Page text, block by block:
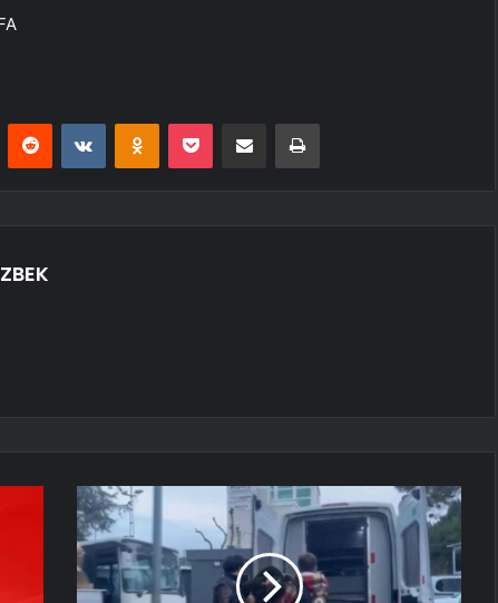
Reddit VKontakteOdnoklassniki
Pocket E-Posta ile paylaş Yazdır